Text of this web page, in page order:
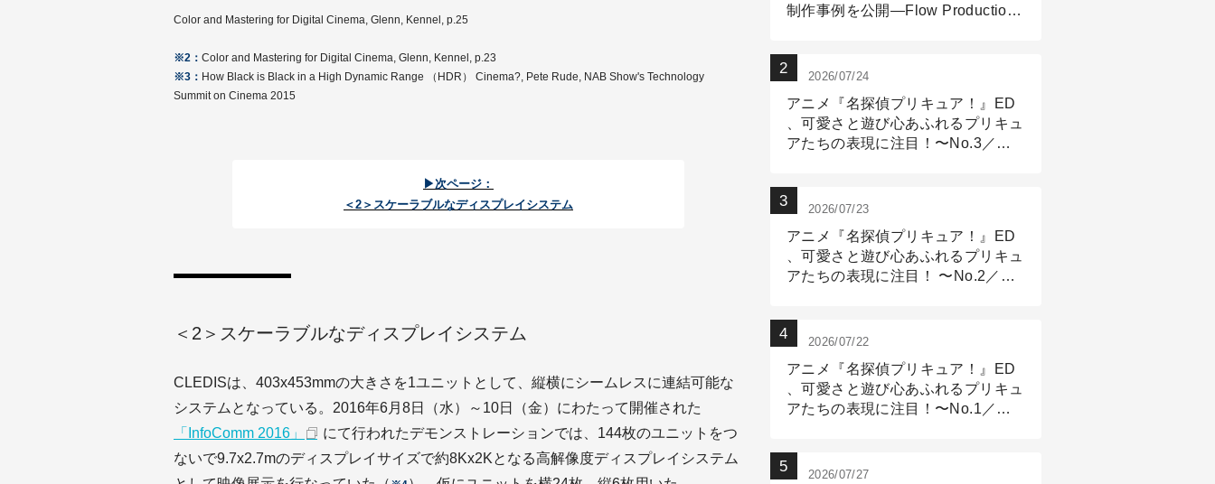
Color and Mastering for Digital Cinema, Glenn, Kennel, p.25
※2： Color and Mastering for Digital Cinema, Glenn, Kennel, p.23
※3： How Black is Black in a High Dynamic Range （HDR） Cinema?, Pete Rude, NAB Show's Technology
Summit on Cinema 2015
▶次ページ：
＜2＞スケーラブルなディスプレイシステム
＜2＞スケーラブルなディスプレイシステム
CLEDISは、403x453mmの大きさを1ユニットとして、縦横にシームレスに連結可能な
システムとなっている。2016年6月8日（水）～10日（金）にわたって開催された
「InfoComm 2016」
にて行われたデモンストレーションでは、144枚のユニットをつ
ないで9.7x2.7mのディスプレイサイズで約8Kx2Kとなる高解像度ディスプレイシステム
制作事例を公開―Flow Production
2026/07/24
アニメ『名探偵プリキュア！』ED
、可愛さと遊び心あふれるプリキュ
アたちの表現に注目！〜No.3／ア
2026/07/23
アニメ『名探偵プリキュア！』ED
、可愛さと遊び心あふれるプリキュ
アたちの表現に注目！ 〜No.2／モ
2026/07/22
アニメ『名探偵プリキュア！』ED
、可愛さと遊び心あふれるプリキュ
アたちの表現に注目！〜No.1／演
2026/07/27